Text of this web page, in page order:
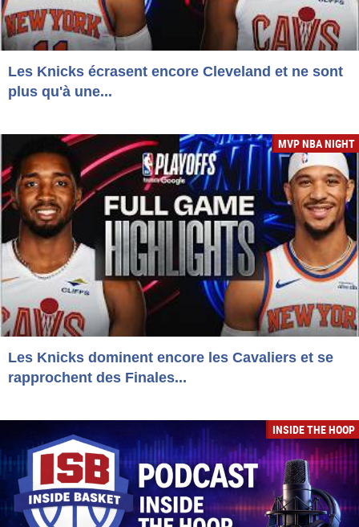
Les Knicks écrasent encore Cleveland et ne sont
plus qu'à une...
MVP NBA NIGHT
Les Knicks dominent encore les Cavaliers et se
rapprochent des Finales...
INSIDE THE HOOP